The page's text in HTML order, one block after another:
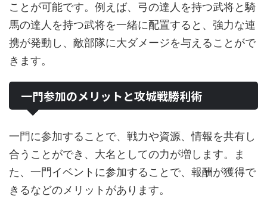
ことが可能です。例えば、弓の達人を持つ武将と騎
馬の達人を持つ武将を一緒に配置すると、強力な連
携が発動し、敵部隊に大ダメージを与えることがで
きます。
一門参加のメリットと攻城戦勝利術
一門に参加することで、戦力や資源、情報を共有し
合うことができ、大名としての力が増します。ま
た、一門イベントに参加することで、報酬が獲得で
きるなどのメリットがあります。